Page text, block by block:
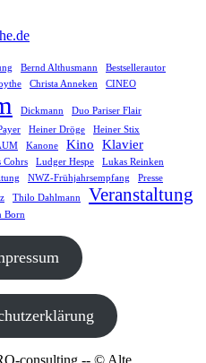
Bernd Althusmann
Bestsellerautor
Christa Anneken CINEO
Dickmann
Duo Pariser Flair
Heiner Dröge
Heiner Stix
Kanone Kino Klavier
Cohrs Ludger Hespe
Lukas Reinken
NWZ-Frühjahrsempfang
Presse
Thilo Dahlmann Veranstaltung
Born